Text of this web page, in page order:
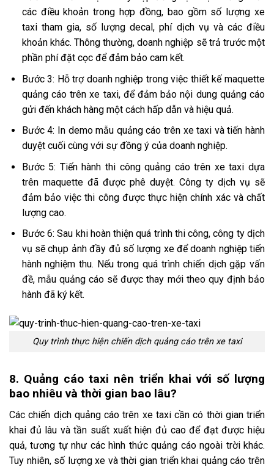
các điều khoản trong hợp đồng, bao gồm số lượng xe
taxi tham gia, số lượng decal, phí dịch vụ và các điều
khoản khác. Thông thường, doanh nghiệp sẽ trả trước một
phần phí đặt cọc để đảm bảo cam kết.
Bước 3: Hỗ trợ doanh nghiệp trong việc thiết kế maquette
quảng cáo trên xe taxi, để đảm bảo nội dung quảng cáo
gửi đến khách hàng một cách hấp dẫn và hiệu quả.
Bước 4: In demo mẫu quảng cáo trên xe taxi và tiến hành
duyệt cuối cùng với sự đồng ý của doanh nghiệp.
Bước 5: Tiến hành thi công quảng cáo trên xe taxi dựa
trên maquette đã được phê duyệt. Công ty dịch vụ sẽ
đảm bảo việc thi công được thực hiện chính xác và chất
lượng cao.
Bước 6: Sau khi hoàn thiện quá trình thi công, công ty dịch
vụ sẽ chụp ảnh đầy đủ số lượng xe để doanh nghiệp tiến
hành nghiệm thu. Nếu trong quá trình chiến dịch gặp vấn
đề, mẫu quảng cáo sẽ được thay mới theo quy định bảo
hành đã ký kết.
Quy trình thực hiện chiến dịch quảng cáo trên xe taxi
8. Quảng cáo taxi nên triển khai với số lượng
bao nhiêu và thời gian bao lâu?
Các chiến dịch quảng cáo trên xe taxi cần có thời gian triển
khai đủ lâu và tần suất xuất hiện đủ cao để đạt được hiệu
quả, tương tự như các hình thức quảng cáo ngoài trời khác.
Tuy nhiên, số lượng xe và thời gian triển khai quảng cáo trên